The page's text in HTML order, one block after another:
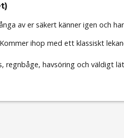
av er säkert känner igen och
ihop med ett klassiskt
havsöring och väldigt